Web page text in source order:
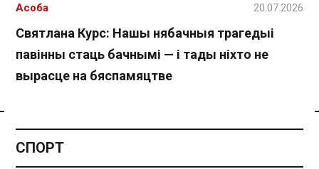
Спасылка без VPN
Святлана Курс: Нашы нябачныя трагедыі
павінны стаць бачнымі — і тады ніхто не
вырасце на бяспамяцтве
Асоба 20.07.2026
СПОРТ